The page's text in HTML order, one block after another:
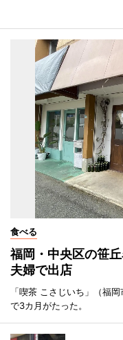
食べる
福岡・中央区の笹
夫婦で出店
「喫茶 こさじいち」（福
で3カ月がたった。